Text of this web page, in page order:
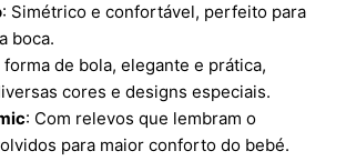
: Simétrico e confortável, perfeito para
boca.
forma de bola, elegante e prática,
cores e designs especiais.
: Com relevos que lembram o
para maior conforto do bebé.